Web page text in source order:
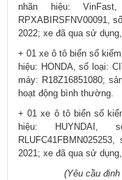
nhãn hiệu:
RPXABIRSFNV00091,
2022; xe đã qua sử
+ 01 xe ô tô biển số
hiệu: HONDA, số loại:
máy: R18Z16851080;
hoạt động bình thường.
+ 01 xe ô tô biển số
hiệu: HUYNDAI,
2021; xe đã qua sử
(Yêu cầu